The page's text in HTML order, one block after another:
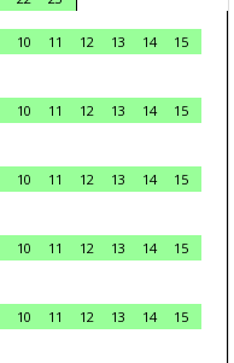
10 11 12 13 14
15
10 11 12 13 14
15
10 11 12 13 14
15
10 11 12 13 14
15
10 11 12 13 14
15